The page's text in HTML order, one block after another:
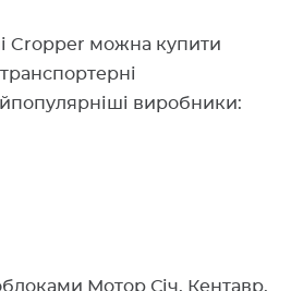
Cropper можна купити
транспортерні
виробники:
Мотор Січ, Кентавр,